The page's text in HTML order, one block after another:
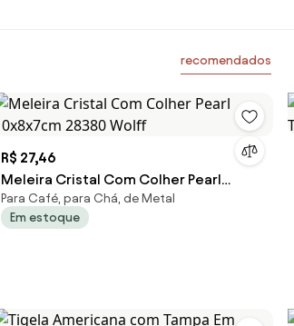
recomendados
R$ 27,46
Meleira Cristal Com Colher Pearl
10x8x7cm 28380 Wolff
Para Café, para Chá, de Metal
Em estoque